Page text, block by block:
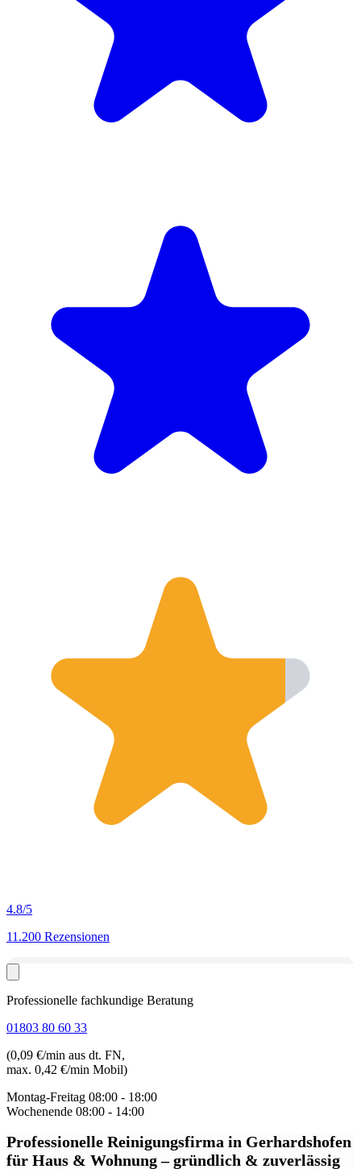
4.8/5
11.200 Rezensionen
Professionelle fachkundige Beratung
01803 80 60 33
(0,09 €/min aus dt. FN,
max. 0,42 €/min Mobil)
Montag-Freitag 08:00 - 18:00
Wochenende 08:00 - 14:00
Professionelle Reinigungsfirma in Gerhardshofen
für Haus & Wohnung – gründlich & zuverlässig